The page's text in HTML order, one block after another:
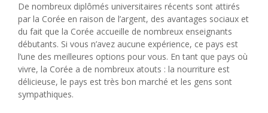
De nombreux diplômés universitaires récents sont attirés
par la Corée en raison de l’argent, des avantages sociaux et
du fait que la Corée accueille de nombreux enseignants
débutants. Si vous n’avez aucune expérience, ce pays est
l’une des meilleures options pour vous. En tant que pays où
vivre, la Corée a de nombreux atouts : la nourriture est
délicieuse, le pays est très bon marché et les gens sont
sympathiques.